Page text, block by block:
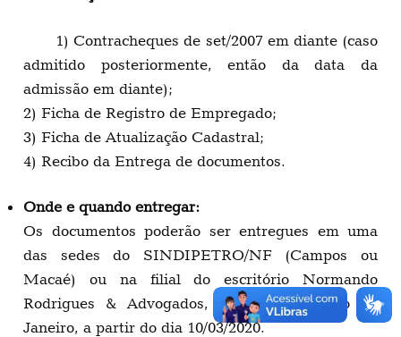
1) Contracheques de set/2007 em diante (caso
admitido posteriormente, então da data da
admissão em diante);
2) Ficha de Registro de Empregado;
3) Ficha de Atualização Cadastral;
4) Recibo da Entrega de documentos.
Onde e quando entregar:
Os documentos poderão ser entregues em uma
das sedes do SINDIPETRO/NF (Campos ou
Macaé) ou na filial do escritório Normando
Rodrigues & Advogados, localizada no Rio de
Janeiro, a partir do dia 10/03/2020.